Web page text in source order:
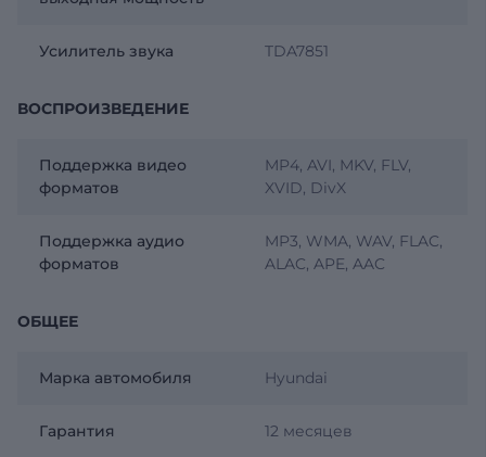
Усилитель звука TDA7851
ВОСПРОИЗВЕДЕНИЕ
Поддержка видео
форматов
MP4, AVI, MKV, FLV,
XVID, DivX
Поддержка аудио
форматов
MP3, WMA, WAV, FLAC,
ALAC, APE, AAC
ОБЩЕЕ
Марка автомобиля Hyundai
Гарантия 12 месяцев